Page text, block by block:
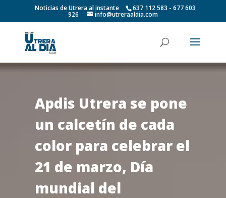
Noticias de Utrera al instante 637 112 583 - 677 603
926 info@utreraaldia.com
Apdis Utrera se pone
un calcetín de cada
color para celebrar el
21 de marzo, Día
mundial del